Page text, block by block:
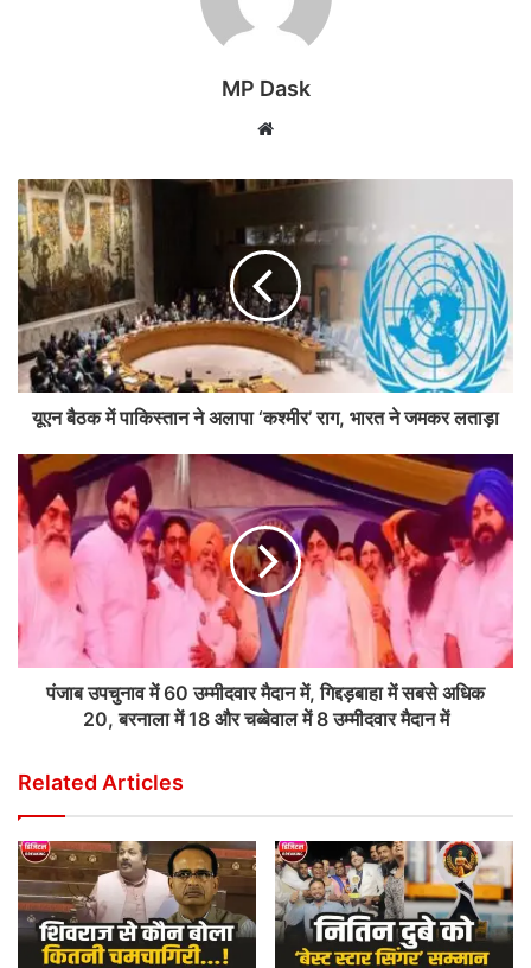
MP Dask
Website
यूएन बैठक में पाकिस्तान ने अलापा ‘कश्मीर’ राग, भारत ने जमकर लताड़ा
पंजाब उपचुनाव में 60 उम्मीदवार मैदान में, गिद्दड़बाहा में सबसे अधिक
20, बरनाला में 18 और चब्बेवाल में 8 उम्मीदवार मैदान में
Related Articles